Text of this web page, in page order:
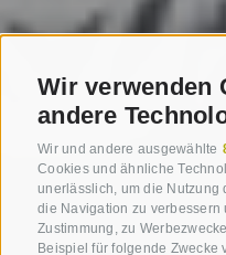
Wir verwenden
andere
Wir und andere ausgewählte
Cookies und ähnliche
unerlässlich, um die
die Navigation zu verbessern
Zustimmung, zu
Beispiel für folgende